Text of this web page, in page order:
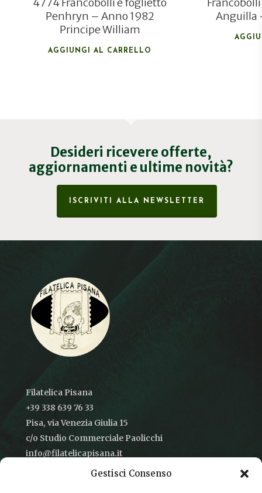
Gestisci Consenso
4774 Francobolli e foglietto
Penhryn – Anno 1982
Principe William
AGGIUNGI AL CARRELLO
Anguilla
Desideri ricevere offerte,
aggiornamenti e ultime novità?
ISCRIVITI ALLA NEWSLETTER
Filatelica Pisana
+39 338 639 76 33
Pisa, via Venezia Giulia 15
c/o Studio Commerciale Paolicchi
info@filatelicapisana.it